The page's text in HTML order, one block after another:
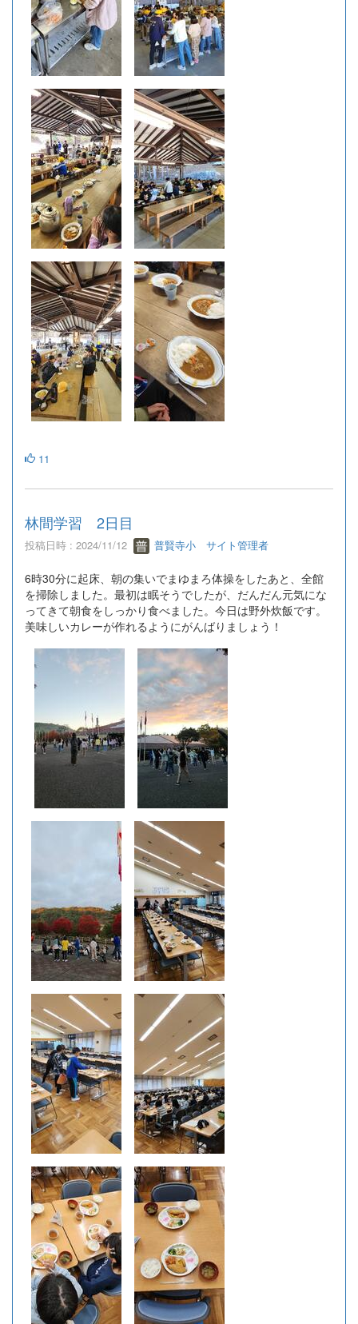
11
林間学習 2日目
投稿日時 : 2024/11/12 普賢寺小 サイト管理者
6時30分に起床、朝の集いでまゆまろ体操をしたあと、全館
を掃除しました。最初は眠そうでしたが、だんだん元気にな
ってきて朝食をしっかり食べました。今日は野外炊飯です。
美味しいカレーが作れるようにがんばりましょう！